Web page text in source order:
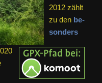
2012 zählt
zu den be­
son­ders